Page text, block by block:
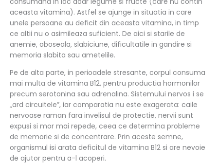
aceasta vitamina). Astfel se ajunge in situatia in care
unele persoane au deficit din aceasta vitamina, in timp
ce altii nu o asimileaza suficient. De aici si starile de
anemie, oboseala, slabiciune, dificultatile in gandire si
memoria slabita sau ametelile.
Pe de alta parte, in perioadele stresante, corpul consuma
mai multa de vitamina B12, pentru productia hormonilor
precum serotonina sau adrenalina. Sistemului nervos i se
„ard circuitele”, iar comparatia nu este exagerata: caile
nervoase raman fara invelisul de protectie, nervii sunt
expusi si mor mai repede, ceea ce determina probleme
de memorie si de concentrare. Prin aceste semne,
organismul isi arata deficitul de vitamina B12 si are nevoie
de ajutor pentru a-l acoperi.